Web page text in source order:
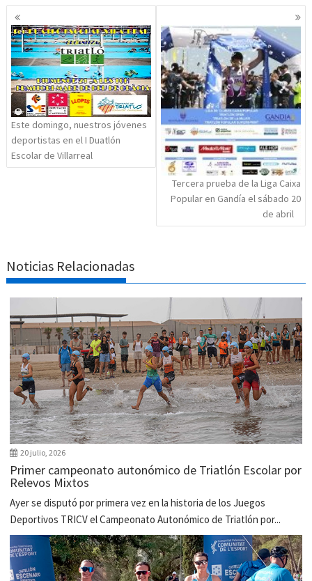
Navegación
de
entradas
Este domingo, nuestros jóvenes
deportistas en el I Duatlón
Escolar de Villarreal
Tercera prueba de la Liga Caixa
Popular en Gandía el sábado 20
de abril
Noticias Relacionadas
20 julio, 2026
Primer campeonato autonómico de Triatlón Escolar por
Relevos Mixtos
Ayer se disputó por primera vez en la historia de los Juegos
Deportivos TRICV el Campeonato Autonómico de Triatlón por...